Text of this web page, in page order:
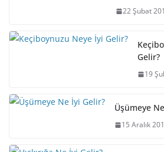
22 Şubat
Gelir?
19
Üşümeye
15 Aralık